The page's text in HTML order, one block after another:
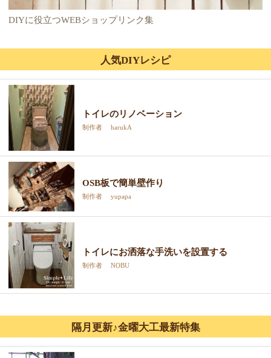
DIYに役立つWEBショップリンク集
人気DIYレシピ
トイレのリノベーション
制作者 harukA
OSB板で簡単壁作り
制作者 yupapa
トイレにお洒落な手洗いを設置する
制作者 NOBU
隔月更新♪金曜大工最新特集